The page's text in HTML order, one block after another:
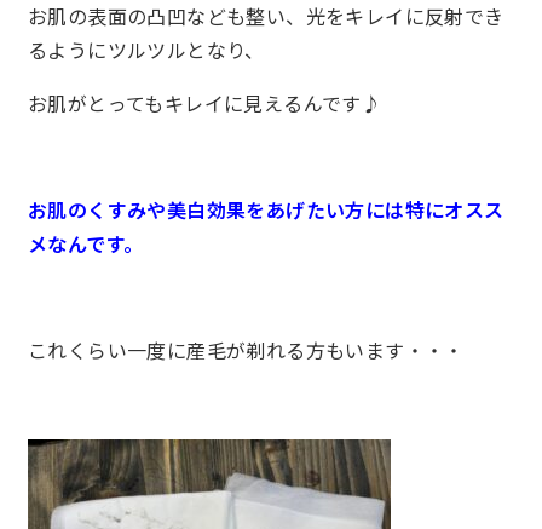
お肌の表面の凸凹なども整い、光をキレイに反射でき
るようにツルツルとなり、
お肌がとってもキレイに見えるんです♪
お肌のくすみや美白効果をあげたい方には特にオスス
メなんです。
これくらい一度に産毛が剃れる方もいます・・・